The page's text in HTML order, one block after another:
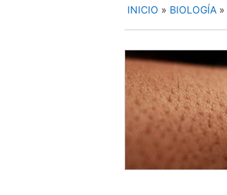
INICIO » BIOLOGÍA »